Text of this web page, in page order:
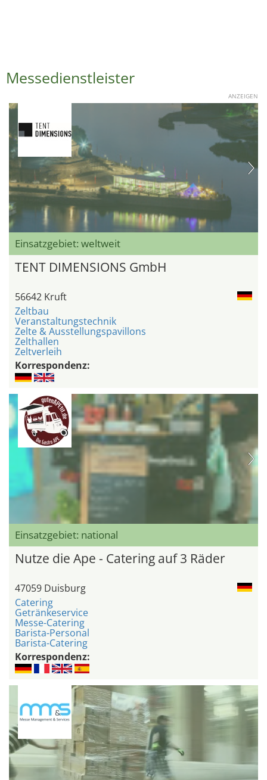
Messedienstleister
ANZEIGEN
Einsatzgebiet: weltweit
TENT DIMENSIONS GmbH
56642 Kruft
Zeltbau
Veranstaltungstechnik
Zelte & Ausstellungspavillons
Zelthallen
Zeltverleih
Korrespondenz:
Einsatzgebiet: national
Nutze die Ape - Catering auf 3 Räder
47059 Duisburg
Catering
Getränkeservice
Messe-Catering
Barista-Personal
Barista-Catering
Korrespondenz: